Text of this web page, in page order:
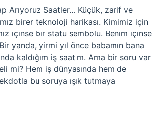
Arıyoruz Saatler… Küçük, zarif ve
birer teknoloji harikası. Kimimiz için
içinse bir statü sembolü. Benim içinse
yanda, yirmi yıl önce babamın bana
kaldığım iş saatim. Ama bir soru var
mi? Hem iş dünyasında hem de
bu soruya ışık tutmaya